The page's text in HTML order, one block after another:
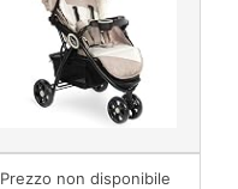
Prezzo non disponibile